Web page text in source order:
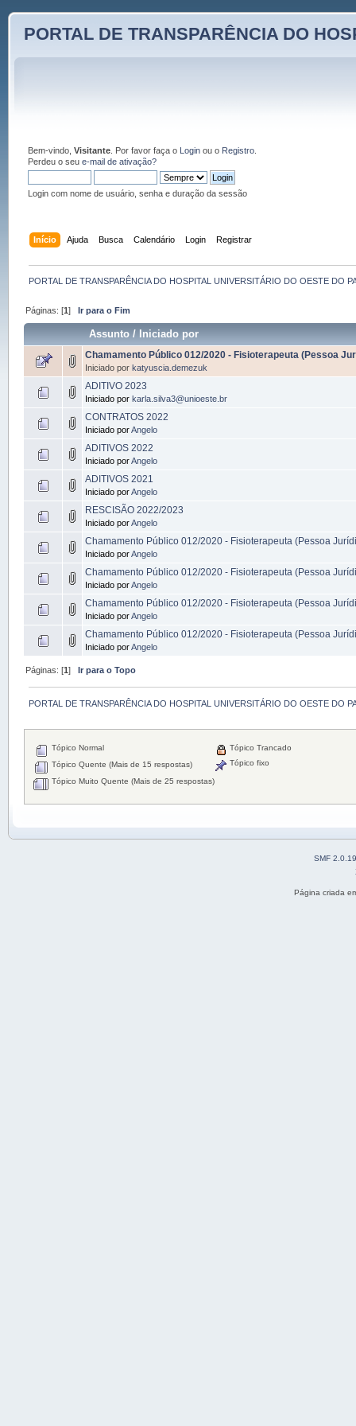
PORTAL DE TRANSPARÊNCIA DO
Bem-vindo, Visitante. Por favor faça o Loginou o Registro.
Perdeu o seu e-mail de ativação?
Login com nome de usuário, senha e duração da sessão
Início Ajuda Busca Calendário Login Registrar
PORTAL DE TRANSPARÊNCIA DO HOSPITAL UNIVERSITÁRIO DO OESTE DO
Páginas: [1]Ir para o Fim
Assunto/ Iniciado por
Chamamento Público 012/2020 - Fisioterapeuta (Pessoa
Iniciado por katyuscia.demezuk
ADITIVO 2023
Iniciado por karla.silva3@unioeste.br
CONTRATOS 2022
Iniciado porAngelo
ADITIVOS 2022
Iniciado porAngelo
ADITIVOS 2021
Iniciado porAngelo
RESCISÃO 2022/2023
Iniciado porAngelo
Chamamento Público 012/2020 - Fisioterapeuta (Pessoa
Iniciado porAngelo
Chamamento Público 012/2020 - Fisioterapeuta (Pessoa
Iniciado porAngelo
Chamamento Público 012/2020 - Fisioterapeuta (Pessoa
Iniciado porAngelo
Chamamento Público 012/2020 - Fisioterapeuta (Pessoa
Iniciado porAngelo
Páginas: [1]Ir para o Topo
PORTAL DE TRANSPARÊNCIA DO HOSPITAL UNIVERSITÁRIO DO OESTE DO
Tópico Normal
Tópico Quente (Mais de 15 respostas)
Tópico Muito Quente (Mais de 25 respostas)
Tópico Trancado
Tópico fixo
SMF 2.0.19
Página criada